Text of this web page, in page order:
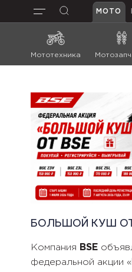
МОТО
Мототехника
БОЛЬШОЙ КУШ ОТ
Компания BSE
федеральной акции «